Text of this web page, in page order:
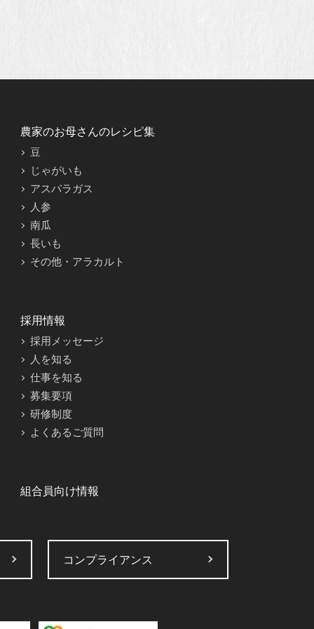
農家のお母さんのレシピ集
豆
じゃがいも
アスパラガス
人参
南瓜
長いも
その他・アラカルト
採用情報
採用メッセージ
人を知る
仕事を知る
募集要項
研修制度
よくあるご質問
組合員向け情報
コンプライアンス